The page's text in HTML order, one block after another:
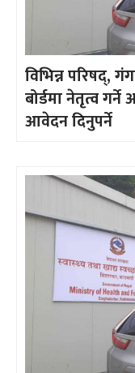
विभिन्न परिषद्,
बोर्डमा नेतृत्व
आवेदन दिनुपर्ने